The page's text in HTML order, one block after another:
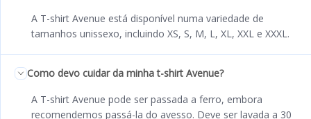
A T-shirt Avenue está disponível numa variedade de
tamanhos unissexo, incluindo XS, S, M, L, XL, XXL e XXXL.
Como devo cuidar da minha t-shirt Avenue?
A T-shirt Avenue pode ser passada a ferro, embora
recomendemos passá-la do avesso. Deve ser lavada a 30